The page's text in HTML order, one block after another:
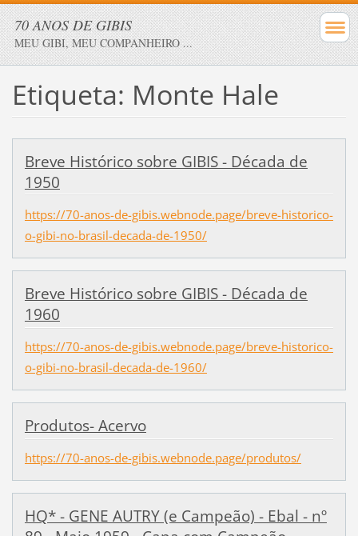
70 ANOS DE GIBIS
MEU GIBI, MEU COMPANHEIRO ...
Etiqueta: Monte Hale
Breve Histórico sobre GIBIS - Década de
1950
https://70-anos-de-gibis.webnode.page/breve-historico-
o-gibi-no-brasil-decada-de-1950/
Breve Histórico sobre GIBIS - Década de
1960
https://70-anos-de-gibis.webnode.page/breve-historico-
o-gibi-no-brasil-decada-de-1960/
Produtos- Acervo
https://70-anos-de-gibis.webnode.page/produtos/
HQ* - GENE AUTRY (e Campeão) - Ebal - nº